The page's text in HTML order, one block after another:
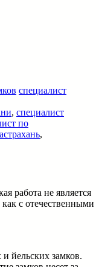
специалист
, специалист
по
,
работа не является
с отечественными
йельских замков.